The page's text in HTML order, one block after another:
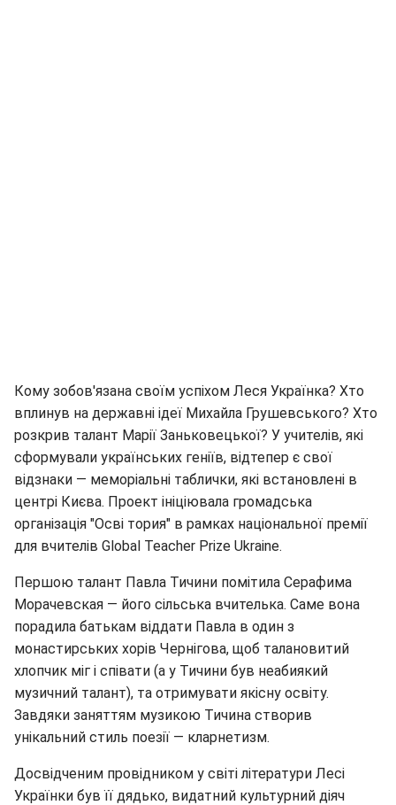
Кому зобов'язана своїм успіхом Леся Українка? Хто
вплинув на державні ідеї Михайла Грушевського? Хто
розкрив талант Марії Заньковецької? У учителів, які
сформували українських геніїв, відтепер є свої
відзнаки — меморіальні таблички, які встановлені в
центрі Києва. Проект ініціювала громадська
організація "Осві тория" в рамках національної премії
для вчителів Global Teacher Prize Ukraine.
Першою талант Павла Тичини помітила Серафима
Морачевская — його сільська вчителька. Саме вона
порадила батькам віддати Павла в один з
монастирських хорів Чернігова, щоб талановитий
хлопчик міг і співати (а у Тичини був неабиякий
музичний талант), та отримувати якісну освіту.
Завдяки заняттям музикою Тичина створив
унікальний стиль поезії — кларнетизм.
Досвідченим провідником у світі літератури Лесі
Українки був її дядько, видатний культурний діяч